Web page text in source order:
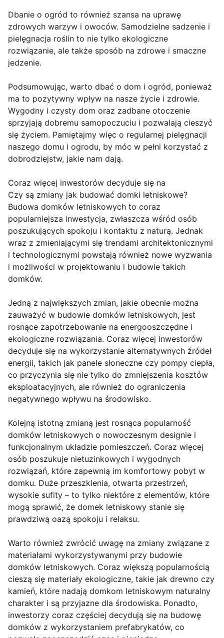
Dbanie o ogród to również szansa na uprawę
zdrowych warzyw i owoców. Samodzielne sadzenie i
pielęgnacja roślin to nie tylko ekologiczne
rozwiązanie, ale także sposób na zdrowe i smaczne
jedzenie.
Podsumowując, warto dbać o dom i ogród, ponieważ
ma to pozytywny wpływ na nasze życie i zdrowie.
Wygodny i czysty dom oraz zadbane otoczenie
sprzyjają dobremu samopoczuciu i pozwalają cieszyć
się życiem. Pamiętajmy więc o regularnej pielęgnacji
naszego domu i ogrodu, by móc w pełni korzystać z
dobrodziejstw, jakie nam dają.
Coraz więcej inwestorów decyduje się na
Czy są zmiany jak budować domki letniskowe?
Budowa domków letniskowych to coraz
popularniejsza inwestycja, zwłaszcza wśród osób
poszukujących spokoju i kontaktu z naturą. Jednak
wraz z zmieniającymi się trendami architektonicznymi
i technologicznymi powstają również nowe wyzwania
i możliwości w projektowaniu i budowie takich
domków.
Jedną z największych zmian, jakie obecnie można
zauważyć w budowie domków letniskowych, jest
rosnące zapotrzebowanie na energooszczędne i
ekologiczne rozwiązania. Coraz więcej inwestorów
decyduje się na wykorzystanie alternatywnych źródeł
energii, takich jak panele słoneczne czy pompy ciepła,
co przyczynia się nie tylko do zmniejszenia kosztów
eksploatacyjnych, ale również do ograniczenia
negatywnego wpływu na środowisko.
Kolejną istotną zmianą jest rosnąca popularność
domków letniskowych o nowoczesnym designie i
funkcjonalnym układzie pomieszczeń. Coraz więcej
osób poszukuje nietuzinkowych i wygodnych
rozwiązań, które zapewnią im komfortowy pobyt w
domku. Duże przeszklenia, otwarta przestrzeń,
wysokie sufity – to tylko niektóre z elementów, które
mogą sprawić, że domek letniskowy stanie się
prawdziwą oazą spokoju i relaksu.
Warto również zwrócić uwagę na zmiany związane z
materiałami wykorzystywanymi przy budowie
domków letniskowych. Coraz większą popularnością
cieszą się materiały ekologiczne, takie jak drewno czy
kamień, które nadają domkom letniskowym naturalny
charakter i są przyjazne dla środowiska. Ponadto,
inwestorzy coraz częściej decydują się na budowę
domków z wykorzystaniem prefabrykatów, co